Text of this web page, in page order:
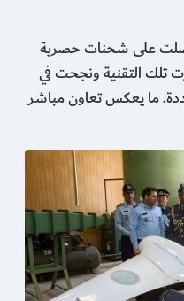
على شحنات حصرية
تلك التقنية ونجحت في
ما يعكس تعاون مباشر